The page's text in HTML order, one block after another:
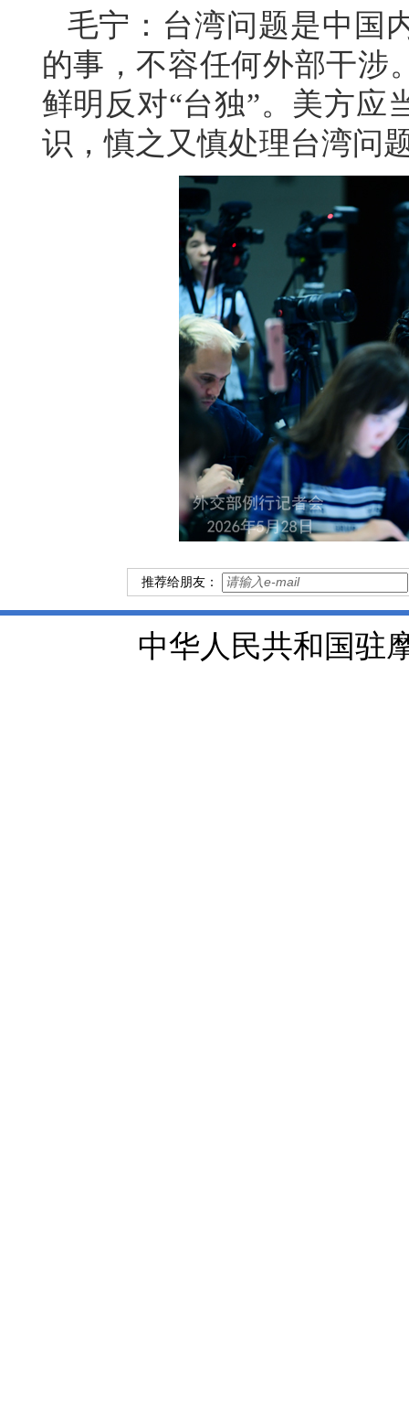
毛宁：台湾问题是中国
的事，不容任何外部干涉
鲜明反对“台独”。美方应
识，慎之又慎处理台湾问
推荐给朋友：
中华人民共和国驻